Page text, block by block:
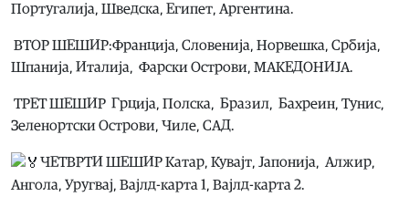
Португалија, Шведска, Египет, Аргентина.
ВТОР ШЕШИР:Франција, Словенија, Норвешка, Србија,
Шпанија, Италија, Фарски Острови, МАКЕДОНИЈА.
ТРЕТ ШЕШИР Грција, Полска, Бразил, Бахреин, Тунис,
Зеленортски Острови, Чиле, САД.
ЧЕТВРТИ ШЕШИР Катар, Кувајт, Јапонија, Алжир,
Ангола, Уругвај, Вајлд-карта 1, Вајлд-карта 2.